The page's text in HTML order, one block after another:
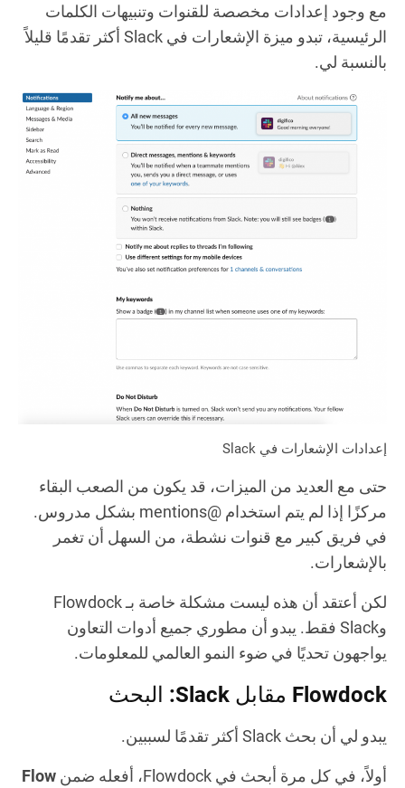
مع وجود إعدادات مخصصة للقنوات وتنبيهات الكلمات
الرئيسية، تبدو ميزة الإشعارات في Slack أكثر تقدمًا قليلاً
بالنسبة لي.
إعدادات الإشعارات في Slack
حتى مع العديد من الميزات، قد يكون من الصعب البقاء
مركزًا إذا لم يتم استخدام @mentions بشكل مدروس.
في فريق كبير مع قنوات نشطة، من السهل أن تغمر
بالإشعارات.
لكن أعتقد أن هذه ليست مشكلة خاصة بـ Flowdock
وSlack فقط. يبدو أن مطوري جميع أدوات التعاون
يواجهون تحديًا في ضوء النمو العالمي للمعلومات.
Flowdock مقابل Slack: البحث
يبدو لي أن بحث Slack أكثر تقدمًا لسببين.
أولاً، في كل مرة أبحث في Flowdock، أفعله ضمن
Flow